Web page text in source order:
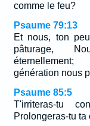
comme le feu?
Psaume 79:13
Et nous, ton
pâturage,
génération nous
Psaume 85:5
T'irriteras-tu
Prolongeras-tu